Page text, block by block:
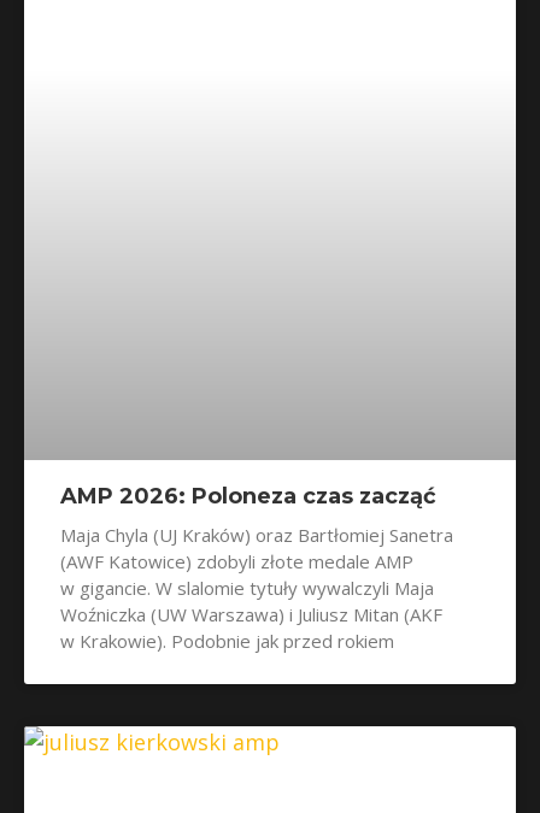
AMP 2026: Poloneza czas zacząć
Maja Chyla (UJ Kraków) oraz Bartłomiej Sanetra
(AWF Katowice) zdobyli złote medale AMP
w gigancie. W slalomie tytuły wywalczyli Maja
Woźniczka (UW Warszawa) i Juliusz Mitan (AKF
w Krakowie). Podobnie jak przed rokiem